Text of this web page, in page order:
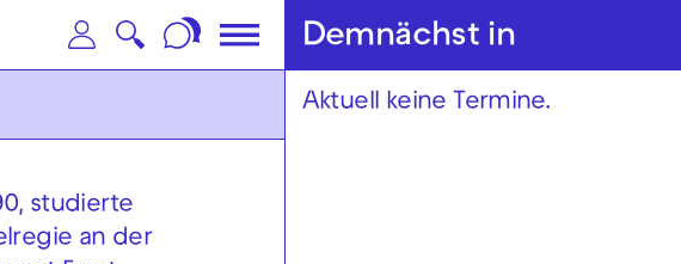
Zum Footer springen
studierte
an der
Demnächst in
Aktuell keine Termine.